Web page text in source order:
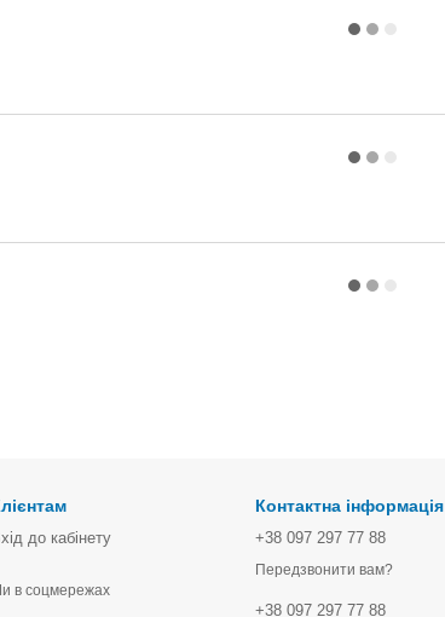
до кабінету
в соцмережах
Контактна інформація
+38 097 297 77 88
Передзвонити вам?
+38 097 297 77 88